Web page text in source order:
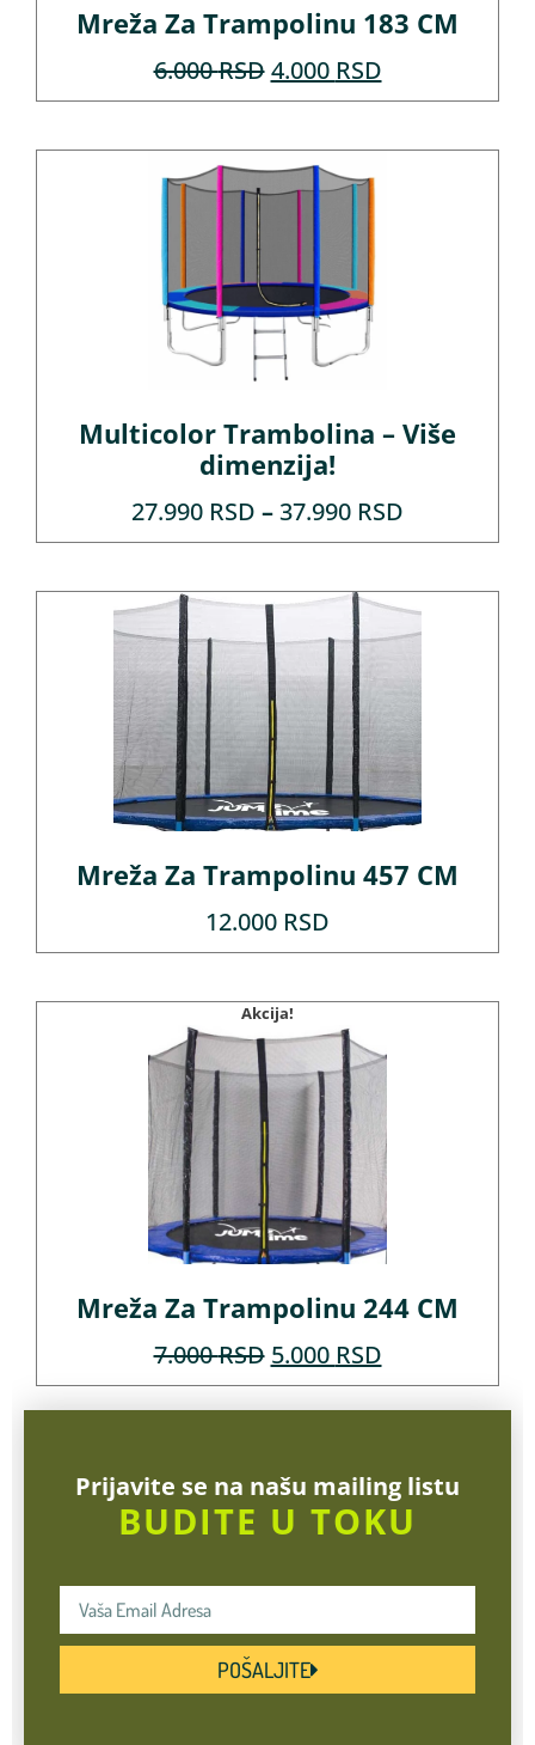
Mreža Za Trampolinu 183 CM
6.000RSD 4.000 RSD
Multicolor Trambolina – Više
dimenzija!
27.990 RSD –37.990 RSD
Mreža Za Trampolinu 457 CM
12.000 RSD
Akcija!
Mreža Za Trampolinu 244 CM
7.000RSD 5.000 RSD
Prijavite se na našu mailing listu
BUDITE U TOKU
POŠALJITE